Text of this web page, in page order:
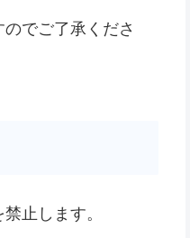
でご了承くださ
止します。